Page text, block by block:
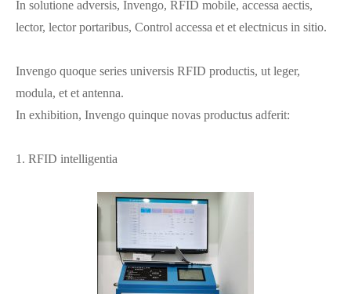
In solutione adversis, Invengo, RFID mobile, accessa aectis,
lector, lector portaribus, Control accessa et et electnicus in sitio.
Invengo quoque series universis RFID productis, ut leger,
modula, et et antenna.
In exhibition, Invengo quinque novas productus adferit:
1. RFID intelligentia